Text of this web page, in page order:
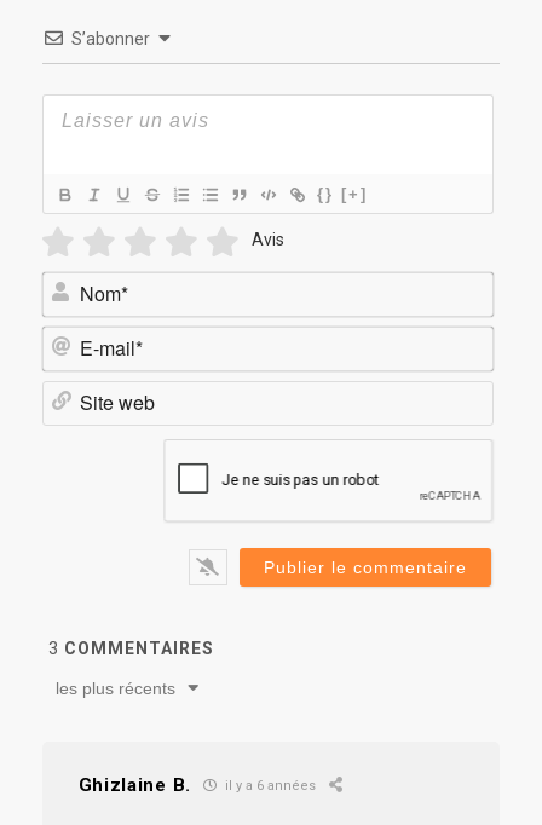
S’abonner
{} [+]
Avis
Nom*
E-
3 COMMENTAIRES
les plus récents
Ghizlaine B. il y a 6 années